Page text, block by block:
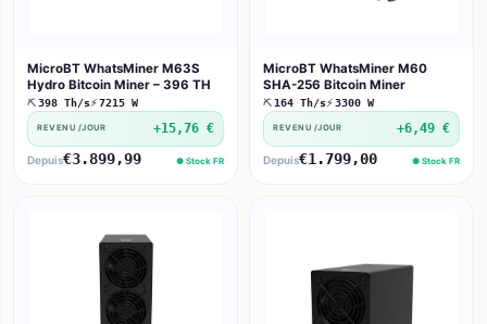
MicroBT WhatsMiner M63S
Hydro Bitcoin Miner – 396 TH
⛏398 Th/s⚡7215 W
REVENU /JOUR +15,76 €
Depuis€3.899,99 ● Stock FR
MicroBT WhatsMiner M60
SHA-256 Bitcoin Miner
⛏ 164 Th/s⚡3300 W
REVENU /JOUR +6,49 €
Depuis€1.799,00 ● Stock FR